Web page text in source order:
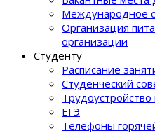
Международное
Организация
организации
Студенту
Расписание
Студенческий
Трудоустройство
ЕГЭ
Телефоны